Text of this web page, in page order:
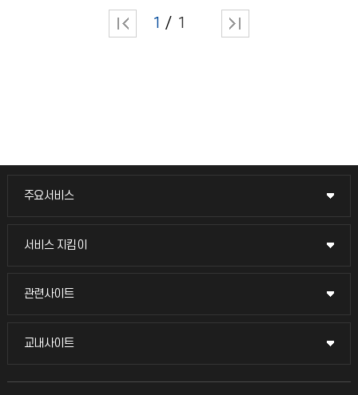
1 1
주요서비스
주요서비스
교무회의방송
서비스 지킴이
서비스 지킴이
묻고 답하기
관련사이트
관련사이트
국방헬프콜
교내사이트
교내사이트
교수회